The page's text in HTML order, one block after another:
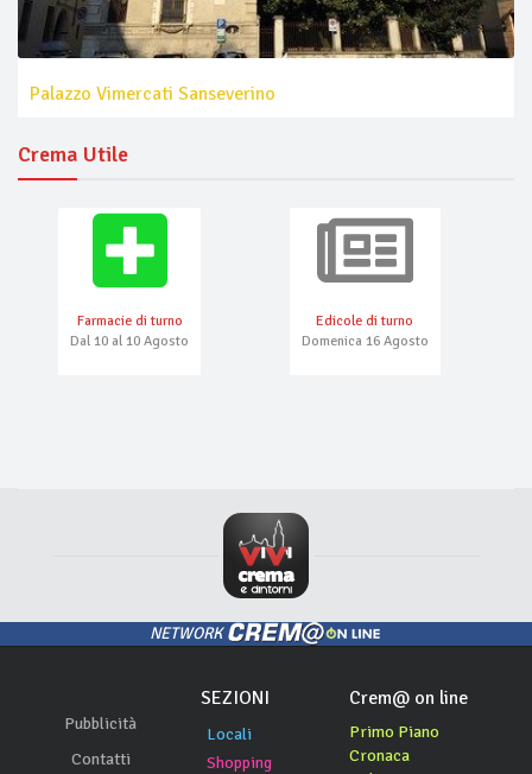
Palazzo Vimercati Sanseverino
Crema Utile
Farmacie di turno
Dal 10 al 10 Agosto
Edicole di turno
Domenica 16 Agosto
NETWORK
Pubblicità
Contatti
SEZIONI
Locali
Shopping
Crem@ on line
Primo Piano
Cronaca